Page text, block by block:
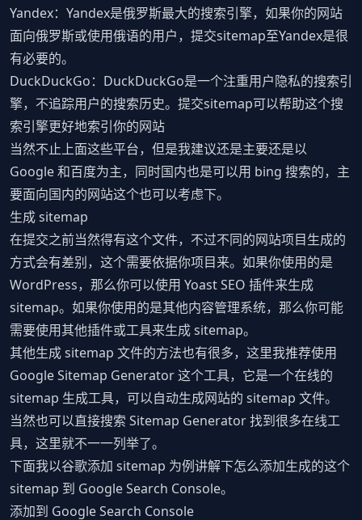
Yandex：Yandex是俄罗斯最大的搜索引擎，如果你的网站
面向俄罗斯或使用俄语的用户，提交sitemap至Yandex是很
有必要的。
DuckDuckGo：DuckDuckGo是一个注重用户隐私的搜索引
擎，不追踪用户的搜索历史。提交sitemap可以帮助这个搜
索引擎更好地索引你的网站
当然不止上面这些平台，但是我建议还是主要还是以
Google 和百度为主，同时国内也是可以用 bing 搜索的，主
要面向国内的网站这个也可以考虑下。
生成 sitemap
在提交之前当然得有这个文件，不过不同的网站项目生成的
方式会有差别，这个需要依据你项目来。如果你使用的是
WordPress，那么你可以使用 Yoast SEO 插件来生成
sitemap。如果你使用的是其他内容管理系统，那么你可能
需要使用其他插件或工具来生成 sitemap。
其他生成 sitemap 文件的方法也有很多，这里我推荐使用
Google Sitemap Generator 这个工具，它是一个在线的
sitemap 生成工具，可以自动生成网站的 sitemap 文件。
当然也可以直接搜索 Sitemap Generator 找到很多在线工
具，这里就不一一列举了。
下面我以谷歌添加 sitemap 为例讲解下怎么添加生成的这个
sitemap 到 Google Search Console。
添加到 Google Search Console